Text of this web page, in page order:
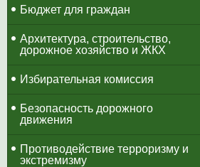
Бюджет для граждан
Архитектура, строительство,
дорожное хозяйство и ЖКХ
Избирательная комиссия
Безопасность дорожного
движения
Противодействие терроризму и
экстремизму